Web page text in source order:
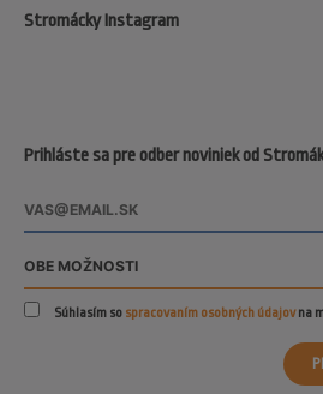
Prihláste sa pre odber noviniek od
Súhlasím so spracovaním osobných údajovna
Stromácky Instagram